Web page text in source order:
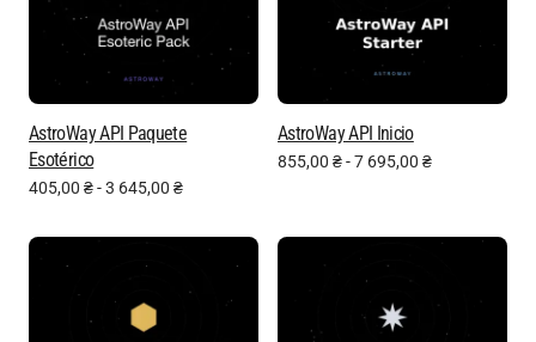
AstroWay API Paquete
Esotérico
405,00 ₴-3 645,00 ₴
AstroWay API Inicio
855,00 ₴-7 695,00 ₴